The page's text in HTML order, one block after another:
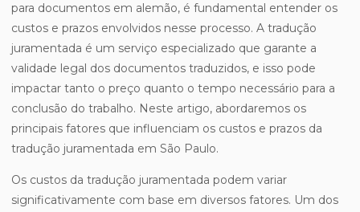
para documentos em alemão, é fundamental entender os
custos e prazos envolvidos nesse processo. A tradução
juramentada é um serviço especializado que garante a
validade legal dos documentos traduzidos, e isso pode
impactar tanto o preço quanto o tempo necessário para a
conclusão do trabalho. Neste artigo, abordaremos os
principais fatores que influenciam os custos e prazos da
tradução juramentada em São Paulo.
Os custos da tradução juramentada podem variar
significativamente com base em diversos fatores. Um dos